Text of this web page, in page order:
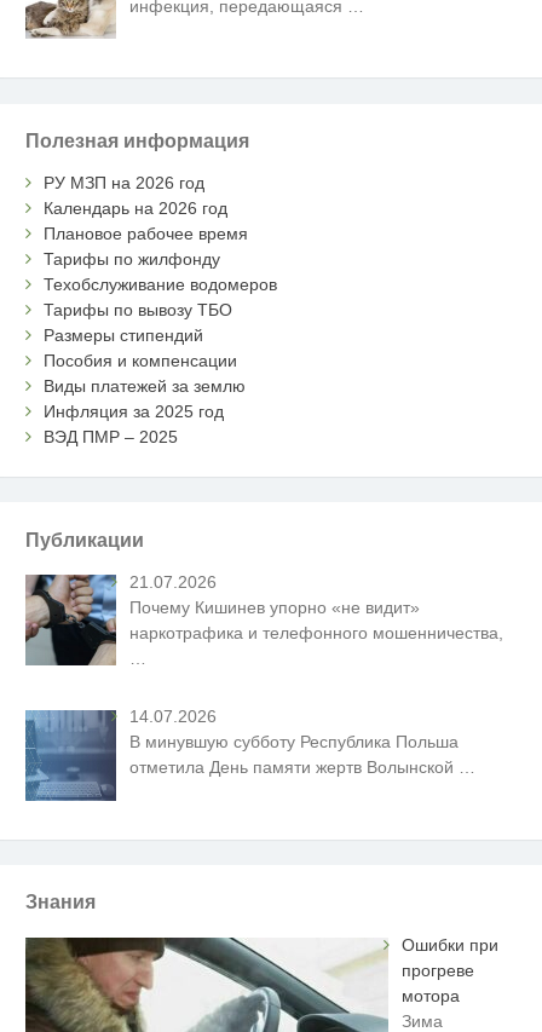
инфекция, передающаяся
Полезная информация
РУ МЗП на 2026 год
Календарь на 2026 год
Плановое рабочее время
Тарифы по жилфонду
Техобслуживание водомеров
Тарифы по вывозу ТБО
Размеры стипендий
Пособия и компенсации
Виды платежей за землю
Инфляция за 2025 год
ВЭД ПМР – 2025
Публикации
21.07.2026
Почему Кишинев упорно «не видит»
наркотрафика и телефонного мошенничества,
14.07.2026
В минувшую субботу Республика Польша
отметила День памяти жертв Волынской …
Знания
Ошибки при
прогреве
мотора
Зима